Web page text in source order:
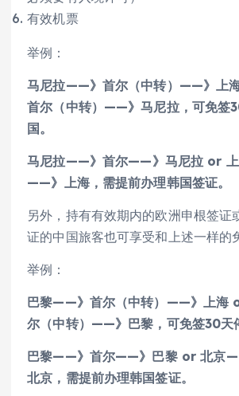
有效机票
举例：
马尼拉——》首尔（中转）——》上
首尔（中转）——》马尼拉，可免签
国。
马尼拉——》首尔——》马尼拉 or
——》上海，需提前办理韩国签证。
另外，持有有效期内的欧洲申根签证
证的中国旅客也可享受和上述一样的
举例：
巴黎——》首尔（中转）——》上海
尔（中转）——》巴黎，可免签30天
巴黎——》首尔——》巴黎 or 北京
北京，需提前办理韩国签证。